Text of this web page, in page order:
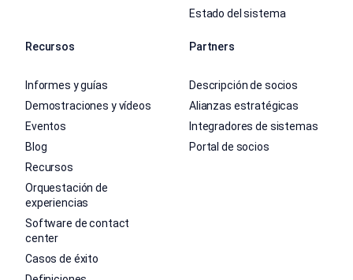
Estado del sistema
Recursos
Informes y guías
Demostraciones y vídeos
Eventos
Blog
Recursos
Orquestación de
experiencias
Software de contact
center
Casos de éxito
Partners
Descripción de socios
Alianzas estratégicas
Integradores de sistemas
Portal de socios